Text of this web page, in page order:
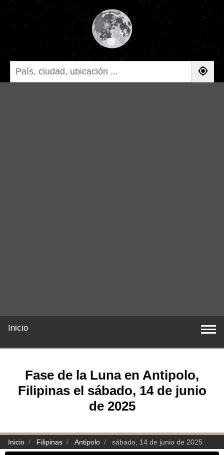
Inicio
Fase de la Luna en Antipolo,
Filipinas el sábado, 14 de junio
de 2025
Inicio Filipinas Antipolo sábado, 14 de junio de 2025